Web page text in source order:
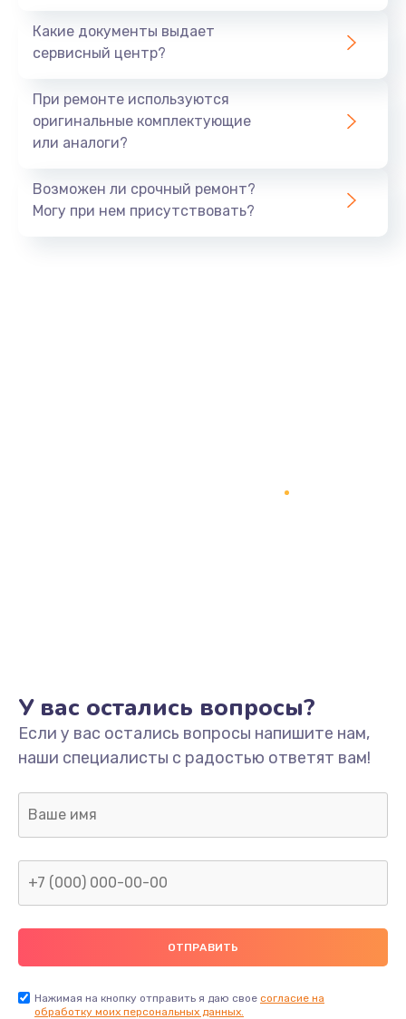
Восстановление данных
Заказать
1060 руб.
995 руб.
Заказать
Замена шлейфа матрицы
2600 руб.
Замена видеочипа
Какие документы выдает
сервисный центр?
При ремонте используются
оригинальные комплектующие
или аналоги?
Возможен ли срочный ремонт?
Могу при нем присутствовать?
У вас остались вопросы?
Если у вас остались вопросы напишите нам,
наши специалисты с радостью ответят вам!
Нажимая на кнопку отправить я даю свое согласие на
обработку моих персональных данных.